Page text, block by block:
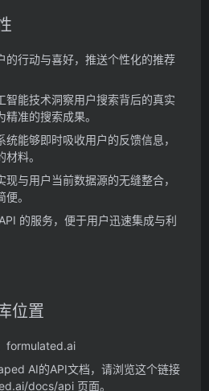
的行动与喜好，推送个性化的推荐
智能技术洞察用户搜索背后的真实
准的搜索成果。
统能够即时吸收用户的反馈信息，
料。
现与用户当前数据源的无缝整合，
。
的服务，便于用户迅速集成与利
位置
formulated.ai
AI的API文档，请浏览这个链接
docs/api 页面。